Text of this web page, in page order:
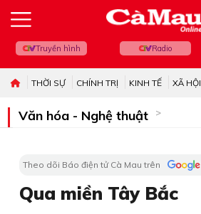
Truyền hình Radio
THỜI SỰ CHÍNH TRỊ KINH TẾ XÃ HỘI
Văn hóa - Nghệ thuật
Theo dõi Báo điện tử Cà Mau trên
Qua miền Tây Bắc